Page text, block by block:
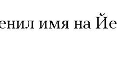
имя на Йе